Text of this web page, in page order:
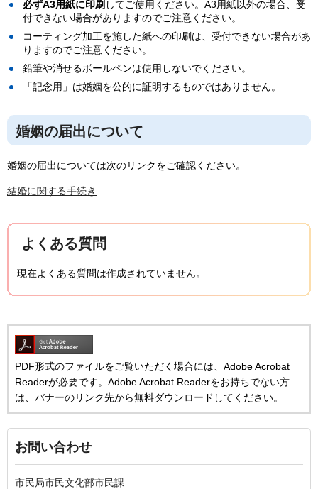
必ずA3用紙に印刷 してご使用ください。A3用紙以外の場合、受
付できない場合がありますのでご注意ください。
コーティング加工を施した紙への印刷は、受付できない場合があ
りますのでご注意ください。
鉛筆や消せるボールペンは使用しないでください。
「記念用」は婚姻を公的に証明するものではありません。
婚姻の届出について
婚姻の届出については次のリンクをご確認ください。
結婚に関する手続き
よくある質問
現在よくある質問は作成されていません。
PDF形式のファイルをご覧いただく場合には、Adobe Acrobat
Readerが必要です。Adobe Acrobat Readerをお持ちでない方
は、バナーのリンク先から無料ダウンロードしてください。
お問い合わせ
市民局市民文化部市民課